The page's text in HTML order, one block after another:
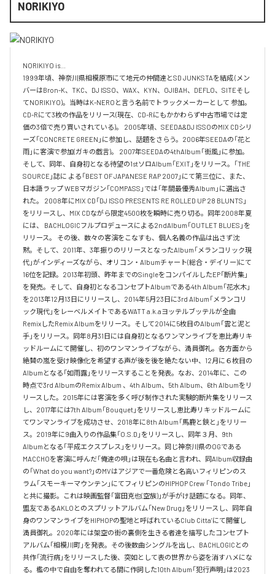
NORIKIYO
NORIKIYO is...
1999年頃、神奈川県相模原市にて地元の仲間達とSD JUNKSTAを結成 (メン
バーはBron-K、TKC、DJ ISSO、WAX、KYN、OJIBAH、DEFLO、SITEそし
てNORIKIYO)。当時はK-NEROと言う名前でトラックメーカーとして 参加。
CD-Rにて3枚の作品をリリース(現在、CD-Rにもかかわらず中古市場では定
価の3倍で売り買いされている)。 2005年頃、SEEDA&DJ ISSOのMIX CDシリ
ーズ「CONCRETE GREEN」に参加し、話題をさらう。2006年SEEDAの「花と
雨」に客演で参加(ガキの戯言)。 2007年SEEDAの4thAlbum「街風」に参加。
そして、同年、自身初となる待望の1stソロAlbum「EXIT」をリリース。「THE
SOURCE」誌に よる「BEST OF JAPANESE RAP 2007」にて第三位に、また、
日本語ラップ WEBマガジン「COMPASS」では「年間最優秀Album」に選出さ
れた。 2008年にMIX CD「DJ ISSO PRESENTS RE ROLLED UP 28 BLUNTS」
をリリースし、MIX CDながら限定4500枚を瞬時に売り切る。同年2008年夏
には、 BACHLOGICフルプロデュースによる2ndAlbum「OUTLET BLUES」を
リリース。 その後、数々の客演をこなすも、個人名義の作品は出さず沈
黙。そして、2011年、3年振りのリリースとなったAlbum「メランコリック現
代」がインディーズながら、オリコン・Albumチャート(総合・デイリー)にて
16位を記録。2013年初頭、昨年までのSingleをコンパイルしたEP「断片集」
を発売。そして、自身初となるコンセプトAlbumである4th Album「花水木」
を2013年12月13日にリリースし、2014年5月23日に3rd Album「メランコリ
ック現代」をレーベルメイトであるWATT a.k.aヨッテルブッテルが全曲
RemixしたRemix Albumをリリース。そして2014に5枚目のAlbum「雲と泥と
手」をリリース。同年8月31日には自身初となるワンマンライブを恵比寿リキ
ッドルームにて開催し、初のワンマンライブながら、満員御礼。各方面から
絶賛の嵐を受け映像化を希望する声が後を後を絶たない中、12月に６枚目の
Albumとなる「如雨露」をリリースすることを発表。なお、2014年に、この
時点で3rd AlbumのRemix Album 、4th Album、5th Album、6th Albumをリ
リースした。2015年には客演を多く呼び制作された実験的断片集をリリース
し、2017年には7th Album「Bouquet」をリリースし恵比寿リキッドルームに
てワンマンライブを成功させ、2018年に8th Album「馬鹿と鋏と」をリリー
ス。2019年に9曲入りの作品集「O.S.D」をリリースし、同年３月、9th
Albumとなる「平成エクスプレス」をリリース。同じ神奈川県のOGである
MACCHOを客演に呼んだ「俺達の唄」は現在も名曲と言われ、同Album収録曲
の「What do you want?」のMVはアジアで一番危険と名高いフィリピンのス
ラム「スモーキーマウンテン」にてフィリピンのHIPHOP Crew 「Tondo Tribe」
と共に撮影。これは映画監督「富田克也(空族)」が手がけ話題になる。同年、
盟友であるAKLOとのスプリットアルバム「New Drug」をリリースし、同年自
身のワンマンライブをHIPHOPの聖地と呼ばれているClub Citta’にて開催し
満員御礼。2020年には架空の街の裏側を生きる者達を描写したコンセプト
アルバム「相模川町」を発表。その後数曲シングルを出し、BACHLOGICとの
共作「流行病」をリリースした後、突如として表の世界から姿を消すハメにな
る。檻の中で自由を奪われてる間に作詞した10th Album「犯行声明」は2023